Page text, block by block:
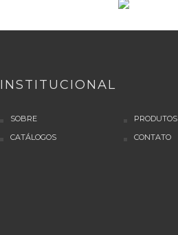
INSTITUCIONAL
SOBRE
PRODUTOS
CATÁLOGOS
CONTATO